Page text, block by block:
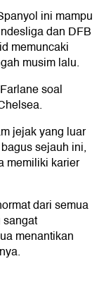
ini mampu
dan DFB
memuncaki
musim lalu.
soal
jejak yang luar
sejauh ini,
memiliki karier
dari semua
menantikan